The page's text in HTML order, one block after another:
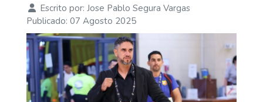
Escrito por: Jose Pablo Segura Vargas
Publicado: 07 Agosto 2025